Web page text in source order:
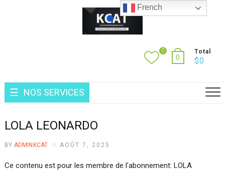
0
0
Total
$0
NOS SERVICES
LOLA LEONARDO
BY ADMINKCAT AOÛT 7, 2025
Ce contenu est pour les membre de l'abonnement: LOLA
French